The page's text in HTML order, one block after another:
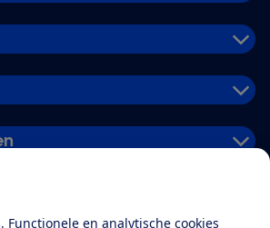
Functionele en analytische cookies